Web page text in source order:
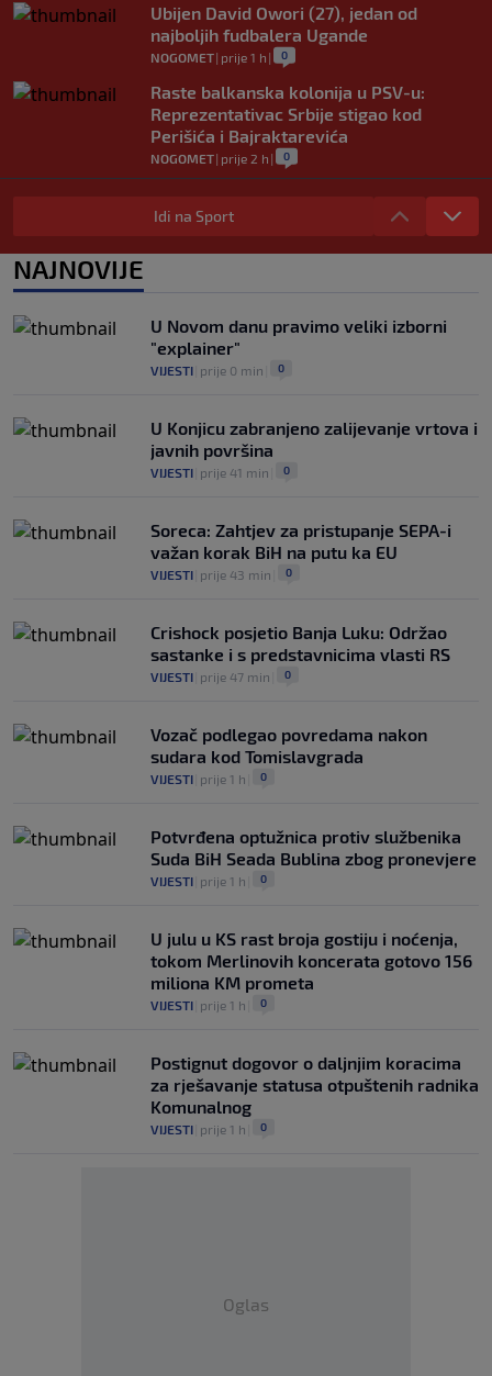
Ubijen David Owori (27), jedan od
najboljih fudbalera Ugande
NOGOMET| prije 1 h | 0
Raste balkanska kolonija u PSV-u:
Reprezentativac Srbije stigao kod
Perišića i Bajraktarevića
NOGOMET| prije 2 h | 0
Real Madrid je oborio rekord!
Talentovani ofanzivac za 135 miliona
eura stigao na Santiago Bernabeu
NOGOMET|prije 2 h| 0
nacionalni praznik
NOGOMET|prije 2 h
Idi na Sport
NAJNOVIJE
U Novom danu pravimo veliki izborni
"explainer"
VIJESTI prije 0 min 0
U Konjicu zabranjeno zalijevanje vrtova i
javnih površina
VIJESTI prije 41 min 0
Soreca: Zahtjev za pristupanje SEPA-i
važan korak BiH na putu ka EU
VIJESTI prije 43 min 0
Crishock posjetio Banja Luku: Održao
sastanke i s predstavnicima vlasti RS
VIJESTI prije 47 min 0
Vozač podlegao povredama nakon
sudara kod Tomislavgrada
VIJESTI prije 1 h 0
Potvrđena optužnica protiv službenika
Suda BiH Seada Bublina zbog pronevjere
VIJESTI prije 1 h 0
U julu u KS rast broja gostiju i noćenja,
tokom Merlinovih koncerata gotovo 156
miliona KM prometa
VIJESTI prije 1 h 0
Postignut dogovor o daljnjim koracima
za rješavanje statusa otpuštenih radnika
Komunalnog
VIJESTI prije 1 h 0
Oglas